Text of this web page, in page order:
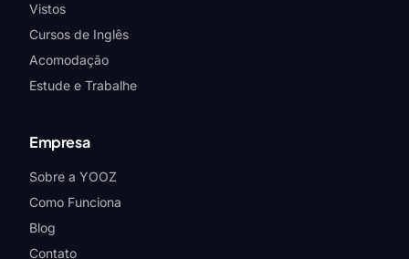
Vistos
Cursos de Inglês
Acomodação
Estude e Trabalhe
Empresa
Sobre a YOOZ
Como Funciona
Blog
Contato